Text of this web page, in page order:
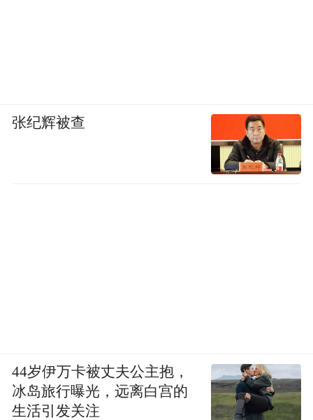
张纪辉被查
44岁伊万卡被丈夫公主抱，
冰岛旅行曝光，远离白宫的
生活引发关注